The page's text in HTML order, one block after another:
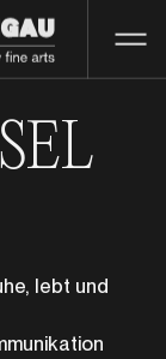
lebt und